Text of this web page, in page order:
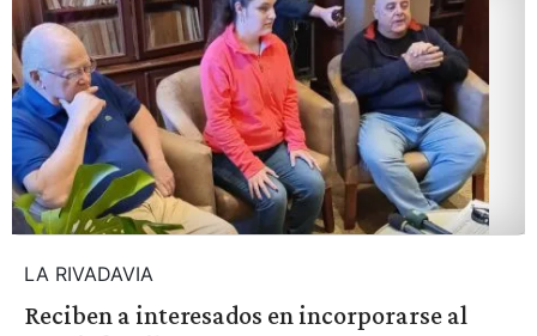
LA RIVADAVIA
Reciben a interesados en incorporarse al